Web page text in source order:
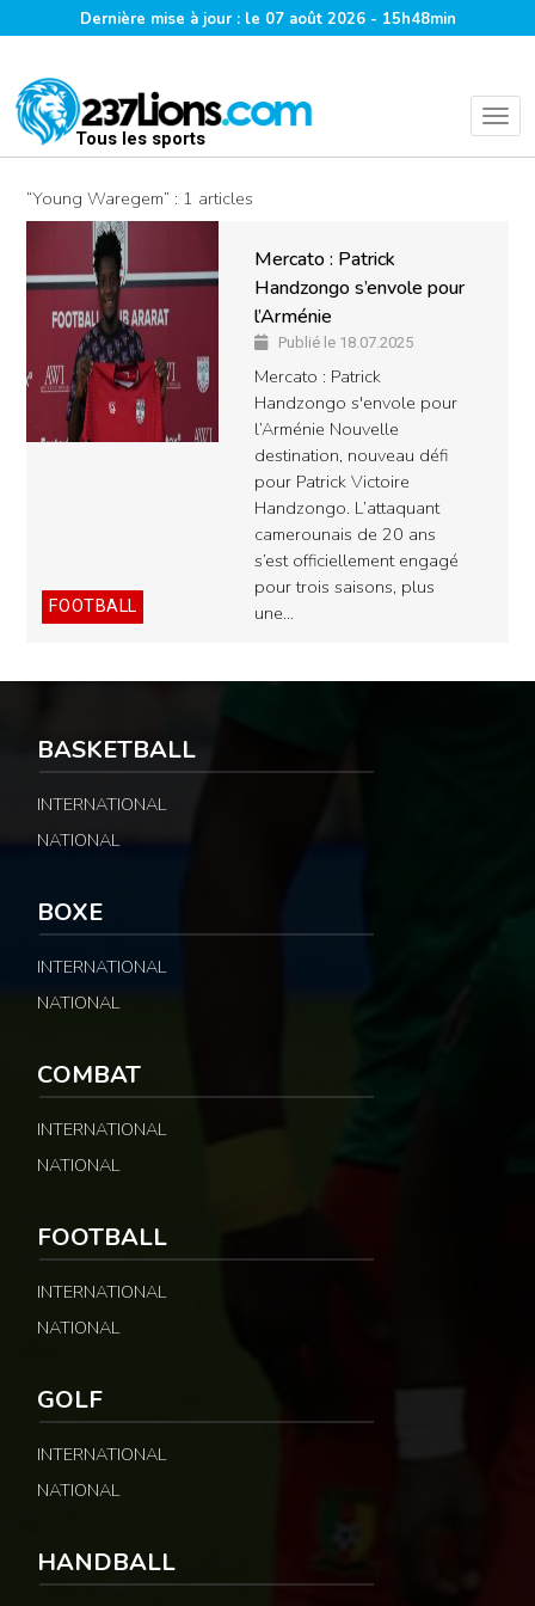
Dernière mise à jour : le 07 août 2026 - 15h48min
Tous les sports
“Young Waregem” : 1 articles
FOOTBALL
Mercato : Patrick
Handzongo s’envole pour
l’Arménie
Publié le 18.07.2025
Mercato : Patrick
Handzongo s'envole pour
l’Arménie Nouvelle
destination, nouveau défi
pour Patrick Victoire
Handzongo. L’attaquant
camerounais de 20 ans
s’est officiellement engagé
pour trois saisons, plus
une…
BASKETBALL
INTERNATIONAL
NATIONAL
BOXE
INTERNATIONAL
NATIONAL
COMBAT
INTERNATIONAL
NATIONAL
FOOTBALL
INTERNATIONAL
NATIONAL
GOLF
INTERNATIONAL
NATIONAL
HANDBALL